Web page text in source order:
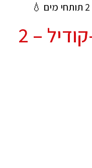
מגלשת מים קפיץ-קודיל – 2